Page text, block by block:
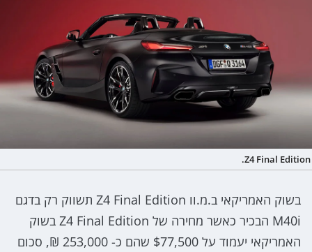
Z4 Final Edition.
בשוק האמריקאי ב.מ.וו Z4 Final Edition תשווק רק בדגם
M40i הבכיר כאשר מחירה של Z4 Final Edition בשוק
האמריקאי יעמוד על $77,500 שהם כ- 253,000 ₪, סכום